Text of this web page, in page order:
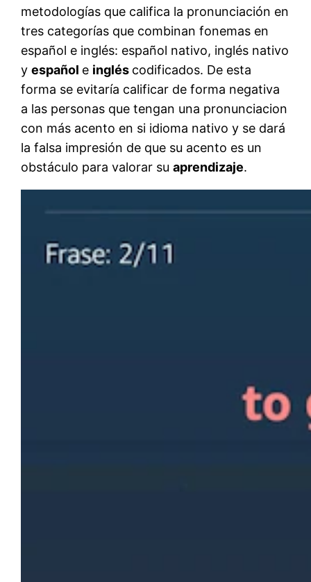
metodologías que califica la pronunciación en
tres categorías que combinan fonemas en
español e inglés: español nativo, inglés nativo
yespañol e inglés codificados. De esta
forma se evitaría calificar de forma negativa
a las personas que tengan una pronunciacion
con más acento en si idioma nativo y se dará
la falsa impresión de que su acento es un
obstáculo para valorar suaprendizaje.